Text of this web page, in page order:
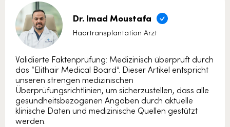
Dr. Imad Moustafa
Haartransplantation Arzt
Validierte Faktenprüfung: Medizinisch überprüft durch
das “Elithair Medical Board”. Dieser Artikel entspricht
unseren strengen medizinischen
Überprüfungsrichtlinien, um sicherzustellen, dass alle
gesundheitsbezogenen Angaben durch aktuelle
klinische Daten und medizinische Quellen gestützt
werden.